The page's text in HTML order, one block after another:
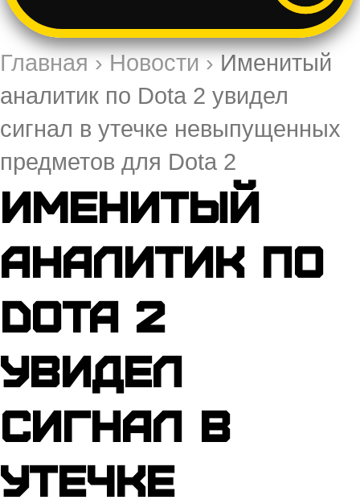
Главная›Новости›Именитый
аналитик по Dota 2 увидел
сигнал в утечке невыпущенных
предметов для Dota 2
Именитый
аналитик по
Dota 2
увидел
сигнал в
утечке